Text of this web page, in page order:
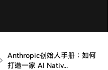
Anthropic创始人手册：如何
打造一家 AI Nativ...